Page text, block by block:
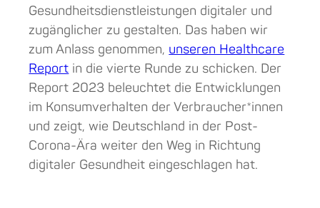
Gesundheitsdienstleistungen digitaler und
zugänglicher zu gestalten. Das haben wir
zum Anlass genommen, unseren Healthcare
Report in die vierte Runde zu schicken. Der
Report 2023 beleuchtet die Entwicklungen
im Konsumverhalten der Verbraucher*innen
und zeigt, wie Deutschland in der Post-
Corona-Ära weiter den Weg in Richtung
digitaler Gesundheit eingeschlagen hat.